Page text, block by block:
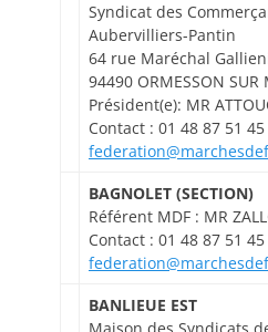
Syndicat des
Aubervilliers-Pantin
64 rue Maréchal
94490 ORMESSON SUR
Président(e): MR
Contact : 01 48 87 51 45
BAGNOLET (SECTION)
Référent MDF : MR
Contact : 01 48 87 51 45
BANLIEUE EST